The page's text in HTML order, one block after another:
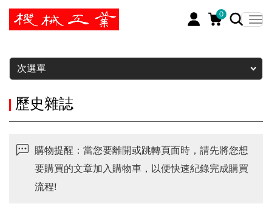
0
暫停
次選單
歷史雜誌
購物提醒：當您要離開或跳轉頁面時，請先將您想
要購買的文章加入購物車，以便快速紀錄完成購買
流程!